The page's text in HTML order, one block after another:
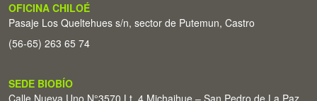
OFICINA CHILOÉ
Pasaje Los Queltehues s/n, sector de Putemun, Castro
(56-65) 263 65 74
SEDE BIOBÍO
Calle Nueva Uno N°3570 Lt. 4 Michaihue – San Pedro de La Paz,